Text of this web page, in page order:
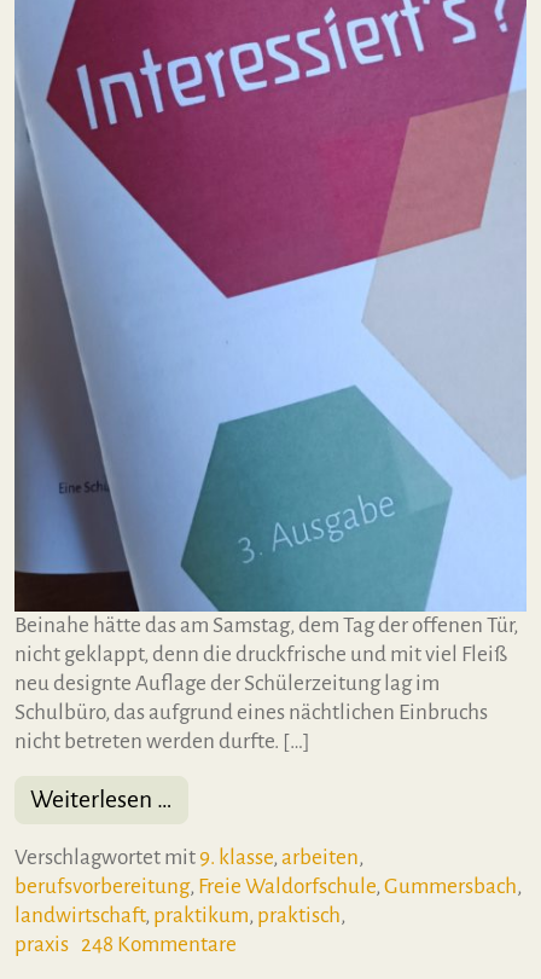
Beinahe hätte das am Samstag, dem Tag der offenen Tür,
nicht geklappt, denn die druckfrische und mit viel Fleiß
neu designte Auflage der Schülerzeitung lag im
Schulbüro, das aufgrund eines nächtlichen Einbruchs
nicht betreten werden durfte. […]
Weiterlesen …
Verschlagwortet mit9. klasse,arbeiten,
berufsvorbereitung, Freie Waldorfschule,Gummersbach,
landwirtschaft, praktikum, praktisch,
praxis 248 Kommentare